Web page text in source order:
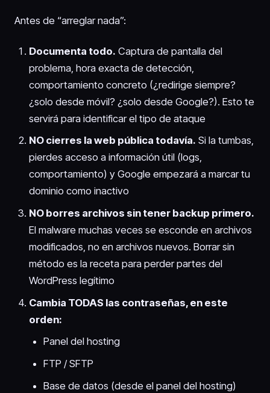
Antes de “arreglar nada”:
Documenta todo. Captura de pantalla del
problema, hora exacta de detección,
comportamiento concreto (¿redirige siempre?
¿solo desde móvil? ¿solo desde Google?). Esto te
servirá para identificar el tipo de ataque
NO cierres la web pública todavía. Si la tumbas,
pierdes acceso a información útil (logs,
comportamiento) y Google empezará a marcar tu
dominio como inactivo
NO borres archivos sin tener backup primero.
El malware muchas veces se esconde en archivos
modificados, no en archivos nuevos. Borrar sin
método es la receta para perder partes del
WordPress legítimo
Cambia TODAS las contraseñas, en este
orden:
Panel del hosting
FTP / SFTP
Base de datos (desde el panel del hosting)